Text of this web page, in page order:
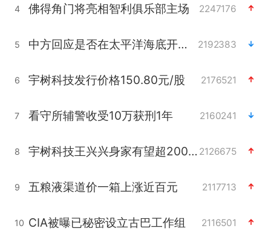
4 佛得角门将亮相智利俱乐部主场 2247176
5 中方回应是否在太平洋海底开采稀土 2192383
6 宇树科技发行价格150.80元/股 2176521
7 看守所辅警收受10万获刑1年 2160241
8 宇树科技王兴兴身家有望超200亿元 2126675
9 五粮液渠道价一箱上涨近百元 2117713
10 CIA被曝已秘密设立古巴工作组 2116501